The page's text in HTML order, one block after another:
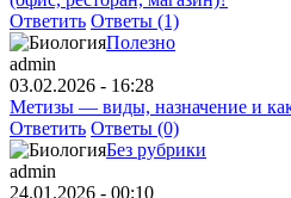
Ответить Ответы (1)
Полезно
admin
03.02.2026 - 16:28
Метизы — виды, назначение и
Ответить Ответы (0)
Без рубрики
admin
24.01.2026 - 00:10